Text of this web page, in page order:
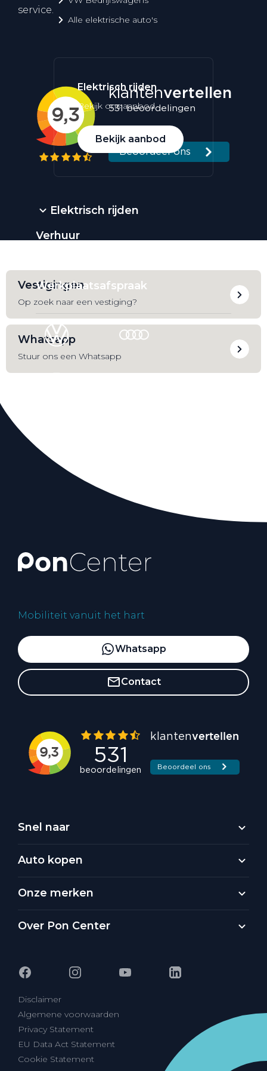
Alle elektrische auto's
Elektrisch rijden
Bekijk ons aanbod
Bekijk aanbod
Elektrisch rijden
Verhuur
Werkplaatsafspraak
service.
Vestigingen
Op zoek naar een vestiging?
Whatsapp
Stuur ons een Whatsapp
Mobiliteit vanuit het hart
Whatsapp
Contact
Snel naar
Auto kopen
Onze merken
Over Pon Center
Disclaimer
Algemene voorwaarden
Privacy Statement
EU Data Act Statement
Cookie Statement